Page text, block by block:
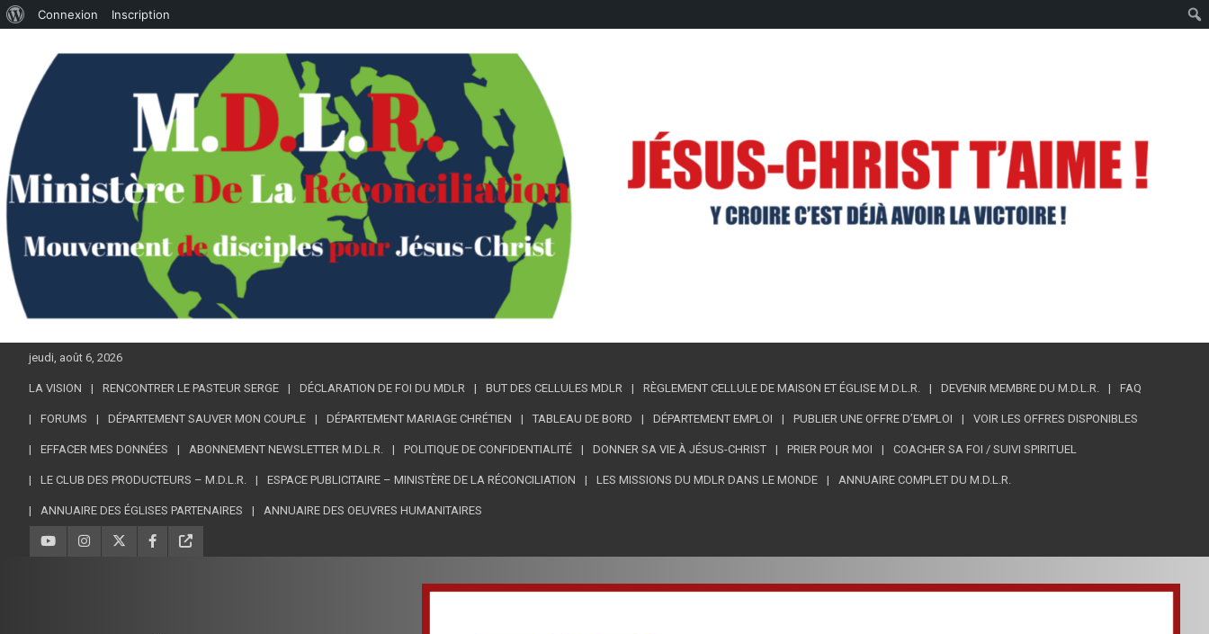
WordPress
Connexion Inscription
contenu
jeudi, août 6, 2026
LA VISION RENCONTRER LE PASTEUR SERGE DÉCLARATION DE FOI DU MDLR BUT DES CELLULES MDLR RÈGLEMENT CELLULE DE MAISON ET ÉGLISE M.D.L.R. DEVENIR MEMBRE DU M.D.L.R. FAQ
FORUMS DÉPARTEMENT SAUVER MON COUPLE DÉPARTEMENT MARIAGE CHRÉTIEN TABLEAU DE BORD DÉPARTEMENT EMPLOI PUBLIER UNE OFFRE D’EMPLOI VOIR LES OFFRES DISPONIBLES
EFFACER MES DONNÉES ABONNEMENT NEWSLETTER M.D.L.R. POLITIQUE DE CONFIDENTIALITÉ DONNER SA VIE À JÉSUS-CHRIST PRIER POUR MOI COACHER SA FOI / SUIVI SPIRITUEL
LE CLUB DES PRODUCTEURS – M.D.L.R. ESPACE PUBLICITAIRE – MINISTÈRE DE LA RÉCONCILIATION LES MISSIONS DU MDLR DANS LE MONDE ANNUAIRE COMPLET DU M.D.L.R.
ANNUAIRE DES ÉGLISES PARTENAIRES ANNUAIRE DES OEUVRES HUMANITAIRES